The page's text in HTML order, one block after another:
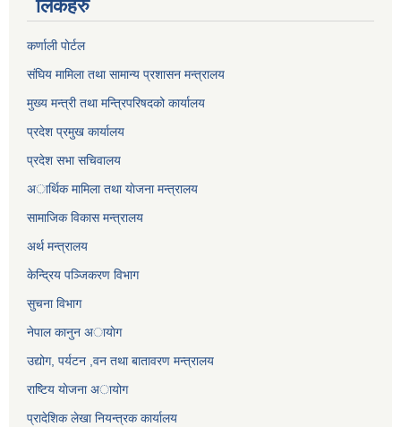
लिंकहरु
कर्णाली पाेर्टल
संघिय मामिला तथा सामान्य प्रशासन मन्त्रालय
मुख्य मन्त्री तथा मन्त्रिपरिषदको कार्यालय
प्रदेश प्रमुख कार्यालय
प्रदेश सभा सचिवालय
अार्थिक मामिला तथा याेजना मन्त्रालय
सामाजिक विकास मन्त्रालय
अर्थ मन्त्रालय
केन्द्रिय पञ्जिकरण विभाग
सुचना विभाग
नेपाल कानुन अायाेग
उद्योग, पर्यटन ,वन तथा बातावरण मन्त्रालय
राष्टिय याेजना अायोग
प्रादेशिक लेखा नियन्त्रक कार्यालय